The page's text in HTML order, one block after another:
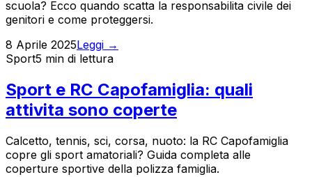
scuola? Ecco quando scatta la responsabilita civile dei
genitori e come proteggersi.
8 Aprile 2025Leggi →
Sport5 min di lettura
Sport e RC Capofamiglia: quali
attivita sono coperte
Calcetto, tennis, sci, corsa, nuoto: la RC Capofamiglia
copre gli sport amatoriali? Guida completa alle
coperture sportive della polizza famiglia.